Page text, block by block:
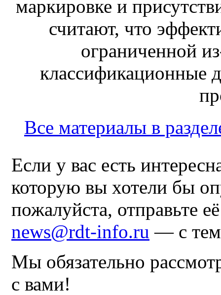
маркировке и
считают, что
ограниченной
классификационные
Все материалы в
Если у вас есть
которую вы хотели бы
пожалуйста, отправьте
news@rdt-info.ru — с
Мы обязательно
с вами!